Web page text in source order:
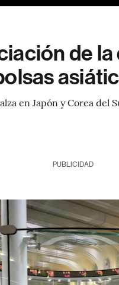
de
en Japón y Corea
PUBLICIDAD